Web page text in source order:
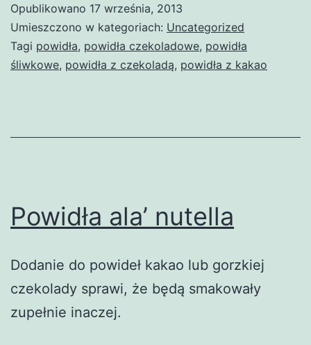
Opublikowano 17 września, 2013
Umieszczono w kategoriach: Uncategorized
Tagi powidła, powidła czekoladowe, powidła
śliwkowe, powidła z czekoladą, powidła z kakao
Powidła ala’ nutella
Dodanie do powideł kakao lub gorzkiej
czekolady sprawi, że będą smakowały
zupełnie inaczej.